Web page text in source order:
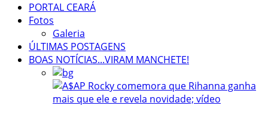
PORTAL CEARÁ
Fotos
Galeria
ÚLTIMAS POSTAGENS
BOAS NOTÍCIAS...VIRAM MANCHETE!